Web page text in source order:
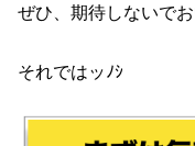
ぜひ、期待しないで
それではッﾉｼ